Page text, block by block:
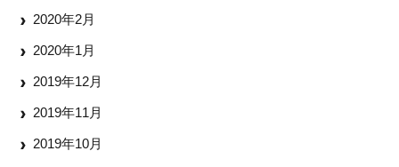
2020年2月
2020年1月
2019年12月
2019年11月
2019年10月